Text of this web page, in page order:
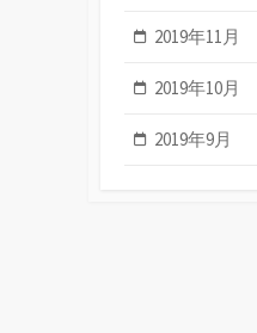
2019年11月
2019年10月
2019年9月